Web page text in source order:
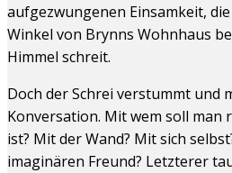
aufgezwungenen Einsamkeit,
Winkel von Brynns Wohnhaus
Himmel schreit.
Doch der Schrei verstummt und
Konversation. Mit wem soll man
ist? Mit der Wand? Mit sich
imaginären Freund? Letzterer